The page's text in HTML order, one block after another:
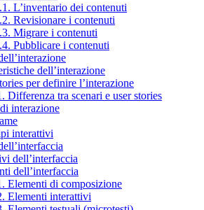
L’inventario dei contenuti
Revisionare i contenuti
Migrare i contenuti
Pubblicare i contenuti
dell’interazione
per definire l’interazione
Differenza tra scenari e user stories
interazione
interattivi
dell’interfaccia
dell’interfaccia
Elementi di composizione
Elementi interattivi